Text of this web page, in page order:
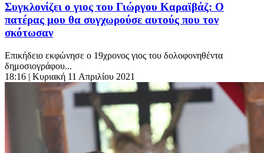
Συγκλονίζει ο γιος του Γιώργου Καραϊβάζ: Ο
πατέρας μου θα συγχωρούσε αυτούς που τον
σκότωσαν
Επικήδειο εκφώνησε ο 19χρονος γιος του δολοφονηθέντα
δημοσιογράφου...
18:16 | Κυριακή 11 Απριλίου 2021